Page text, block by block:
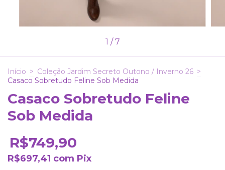
1 / 7
Início > Coleção Jardim Secreto Outono / Inverno 26 >
Casaco Sobretudo Feline Sob Medida
Casaco Sobretudo Feline
Sob Medida
R$749,90
R$697,41 com Pix